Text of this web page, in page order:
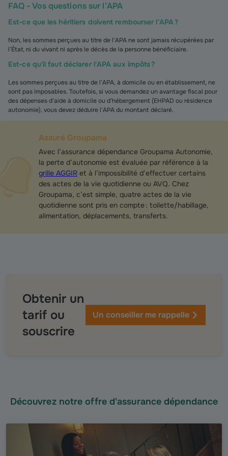
FAQ - Vos questions sur l’APA
Est-ce que les héritiers doivent rembourser l'APA ?
Non, les sommes perçues au titre de l'APA ne sont jamais récupérées par
l’État, ni du vivant ni après le décès de la personne bénéficiaire.
Est-ce qu'il faut déclarer l'APA aux impôts ?
Les sommes perçues au titre de l’APA, à domicile ou en établissement, ne
sont pas imposables. Toutefois, si vous demandez un avantage fiscal pour
des dépenses d’aide à domicile ou d’hébergement (EHPAD ou résidence
autonomie), vous devez déduire l’APA du montant déclaré.
Assuré Groupama
Avec l’assurance dépendance Groupama Autonomie,
la perte d’autonomie est évaluée par référence à la
grille AGGIR et à l’impossibilité d’effectuer certains
des actes de la vie quotidienne ou AVQ. Chez
Groupama, c’est simple, quatre actes de la vie
quotidienne sont pris en compte : toilette/habillage,
alimentation, déplacements, transferts.
Obtenir un
tarif ou
souscrire
Un conseiller me rappelle
Découvrez notre offre d'assurance dépendance